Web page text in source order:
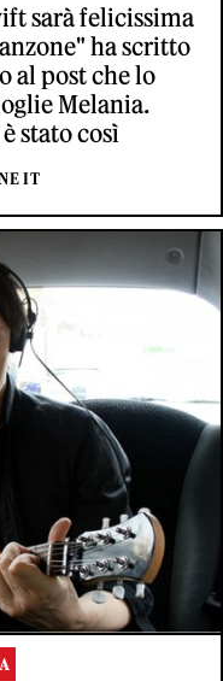
sarà felicissima
ha scritto
al post che lo
Melania.
stato così
IT